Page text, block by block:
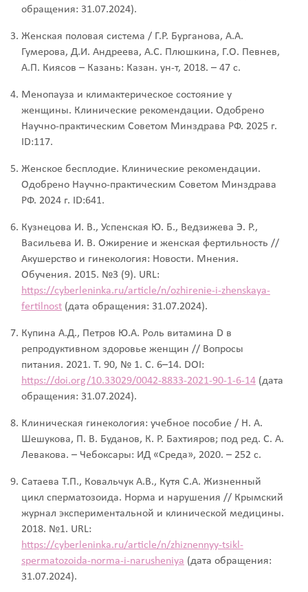
обращения: 31.07.2024).
Женская половая система / Г.Р. Бурганова, А.А.
Гумерова, Д.И. Андреева, А.С. Плюшкина, Г.О. Певнев,
А.П. Киясов – Казань: Казан. ун-т, 2018. – 47 с.
Менопауза и климактерическое состояние у
женщины. Клинические рекомендации. Одобрено
Научно-практическим Советом Минздрава РФ. 2025 г.
ID:117.
Женское бесплодие. Клинические рекомендации.
Одобрено Научно-практическим Советом Минздрава
РФ. 2024 г. ID:641.
Кузнецова И. В., Успенская Ю. Б., Ведзижева Э. Р.,
Васильева И. В. Ожирение и женская фертильность //
Акушерство и гинекология: Новости. Мнения.
Обучения. 2015. №3 (9). URL:
https://cyberleninka.ru/article/n/ozhirenie-i-zhenskaya-
fertilnost (дата обращения: 31.07.2024).
Купина А.Д., Петров Ю.А. Роль витамина D в
репродуктивном здоровье женщин // Вопросы
питания. 2021. Т. 90, № 1. С. 6–14. DOI:
https://doi.org/10.33029/0042-8833-2021-90-1-6-14 (дата
обращения: 31.07.2024).
Клиническая гинекология: учебное пособие / Н. А.
Шешукова, П. В. Буданов, К. Р. Бахтияров; под ред. С. А.
Левакова. – Чебоксары: ИД «Среда», 2020. – 252 с.
Сатаева Т.П., Ковальчук А.В., Кутя С.А. Жизненный
цикл сперматозоида. Норма и нарушения // Крымский
журнал экспериментальной и клинической медицины.
2018. №1. URL:
https://cyberleninka.ru/article/n/zhiznennyy-tsikl-
spermatozoida-norma-i-narusheniya (дата обращения:
31.07.2024).